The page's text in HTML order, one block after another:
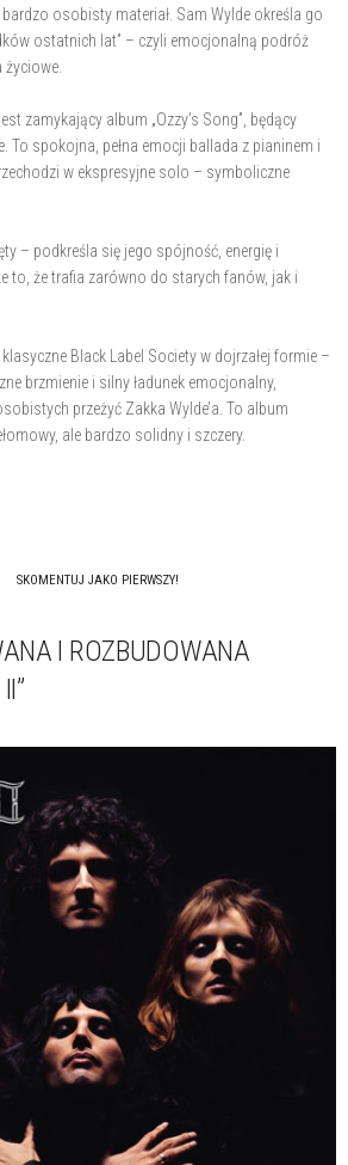
osobisty materiał. Sam Wylde określa go
ostatnich lat” – czyli emocjonalną podróż
zamykający album „Ozzy’s Song”, będący
To spokojna, pełna emocji ballada z pianinem i
w ekspresyjne solo – symboliczne
– podkreśla się jego spójność, energię i
to, że trafia zarówno do starych fanów, jak i
Black Label Society w dojrzałej formie –
brzmienie i silny ładunek emocjonalny,
przeżyć Zakka Wylde’a. To album
ale bardzo solidny i szczery.
SKOMENTUJ JAKO PIERWSZY!
I ROZBUDOWANA